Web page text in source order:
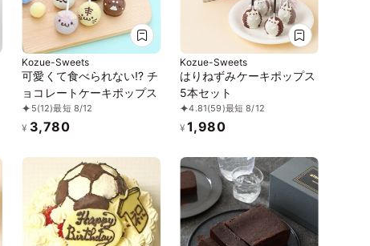
Kozue-Sweets
可愛くて食べられない⁉︎ チ
ョコレートケーキポップス
5(12)最短 8/12
¥ 3,780
Kozue-Sweets
はりねずみケーキポップス
5本セット
4.81(59)最短 8/12
¥ 1,980